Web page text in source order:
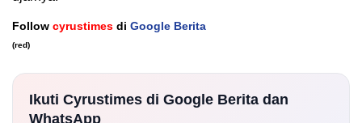
Follow cyrustimes di Google Berita
(red)
Ikuti Cyrustimes di Google Berita dan
WhatsApp